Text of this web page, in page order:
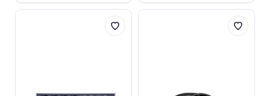
Studiomaster
Adam